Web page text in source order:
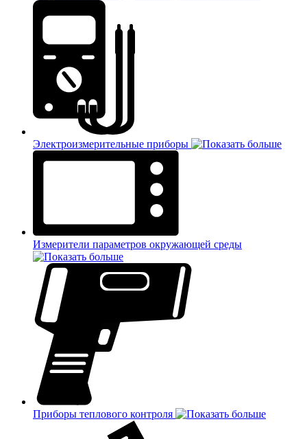
Электроизмерительные приборы
Измерители параметров окружающей среды
Приборы теплового контроля